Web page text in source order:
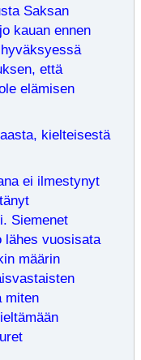
Saksan
kauan ennen
että
elämisen
kielteisestä
ei ilmestynyt
Siemenet
vuosisata
määrin
miten